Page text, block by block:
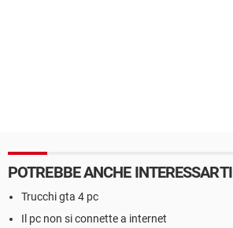
POTREBBE ANCHE INTERESSARTI
Trucchi gta 4 pc
Il pc non si connette a internet